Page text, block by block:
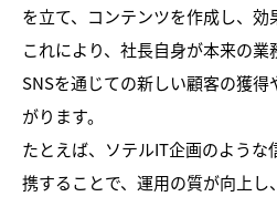
を立て、コンテンツを作成し、効
これにより、社長自身が本来の業
SNSを通じての新しい顧客の獲
がります。
たとえば、ソテルIT企画のよう
携することで、運用の質が向上